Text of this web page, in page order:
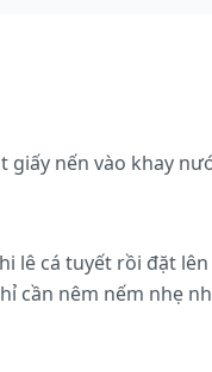
giấy nến vào khay
lê cá tuyết rồi đặt
cần nêm nếm nhẹ